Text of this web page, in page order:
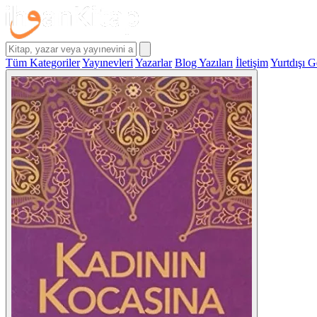
Tüm KategorilerYayınevleri Yazarlar Blog Yazıları İletişimYurtdışı